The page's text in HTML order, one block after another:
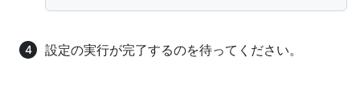
設定の実行が完了するのを待ってください。